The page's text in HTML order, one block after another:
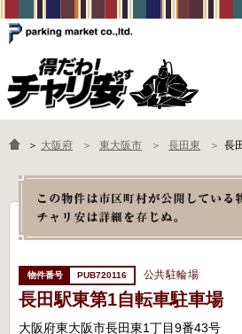
物件一覧
よくあるご質問
＞ 大阪府 東大阪市 長田東 長
PUB720116 公共駐輪場
長田駅東第1自転車駐車場
大阪府東大阪市長田東1丁目9番43号